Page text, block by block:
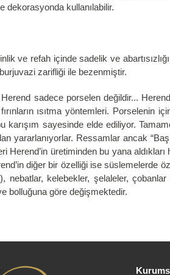
dekorasyonda kullanılabilir.
ve refah içinde sadelik ve
zarifliği ile bezenmiştir.
sadece porselen değildir...
ısıtma yöntemleri. Porselenin
karışım sayesinde elde ediliyor.
yararlanıyorlar. Ressamlar ancak
Herend’in üretiminden bu yana
diğer bir özelliği ise süslemelerde
nebatlar, kelebekler, şelaleler,
bolluğuna göre değişmektedir.